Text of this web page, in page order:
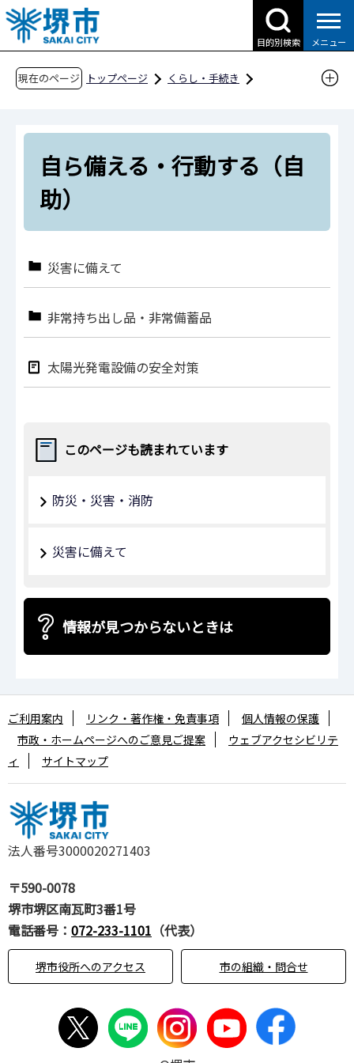
こ
の
ペ
目的別検索 メニュー
現在のページ トップページ
くらし・手続き
自ら備える・行動する（自助）
自ら備える・行動する（自
助）
災害に備えて
非常持ち出し品・非常備蓄品
太陽光発電設備の安全対策
このページも読まれています
防災・災害・消防
災害に備えて
情報が見つからないときは
法人番号3000020271403
〒590-0078
堺市堺区南瓦町3番1号
電話番号： 072-233-1101 （代表）
堺市役所へのアクセス 市の組織・問合せ
ご利用案内 リンク・著作権・免責事項
個人情報の保護
市政・ホームページへのご意見ご提案
ウェブアクセシビリテ
ィ
サイトマップ